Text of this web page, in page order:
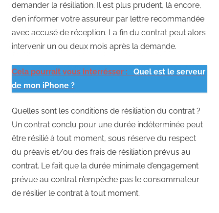
demander la résiliation. Il est plus prudent, là encore,
d’en informer votre assureur par lettre recommandée
avec accusé de réception. La fin du contrat peut alors
intervenir un ou deux mois après la demande.
Cela pourrait vous interrésser :
Quel est le serveur
de mon iPhone ?
Quelles sont les conditions de résiliation du contrat ?
Un contrat conclu pour une durée indéterminée peut
être résilié à tout moment, sous réserve du respect
du préavis et/ou des frais de résiliation prévus au
contrat. Le fait que la durée minimale d’engagement
prévue au contrat n’empêche pas le consommateur
de résilier le contrat à tout moment.